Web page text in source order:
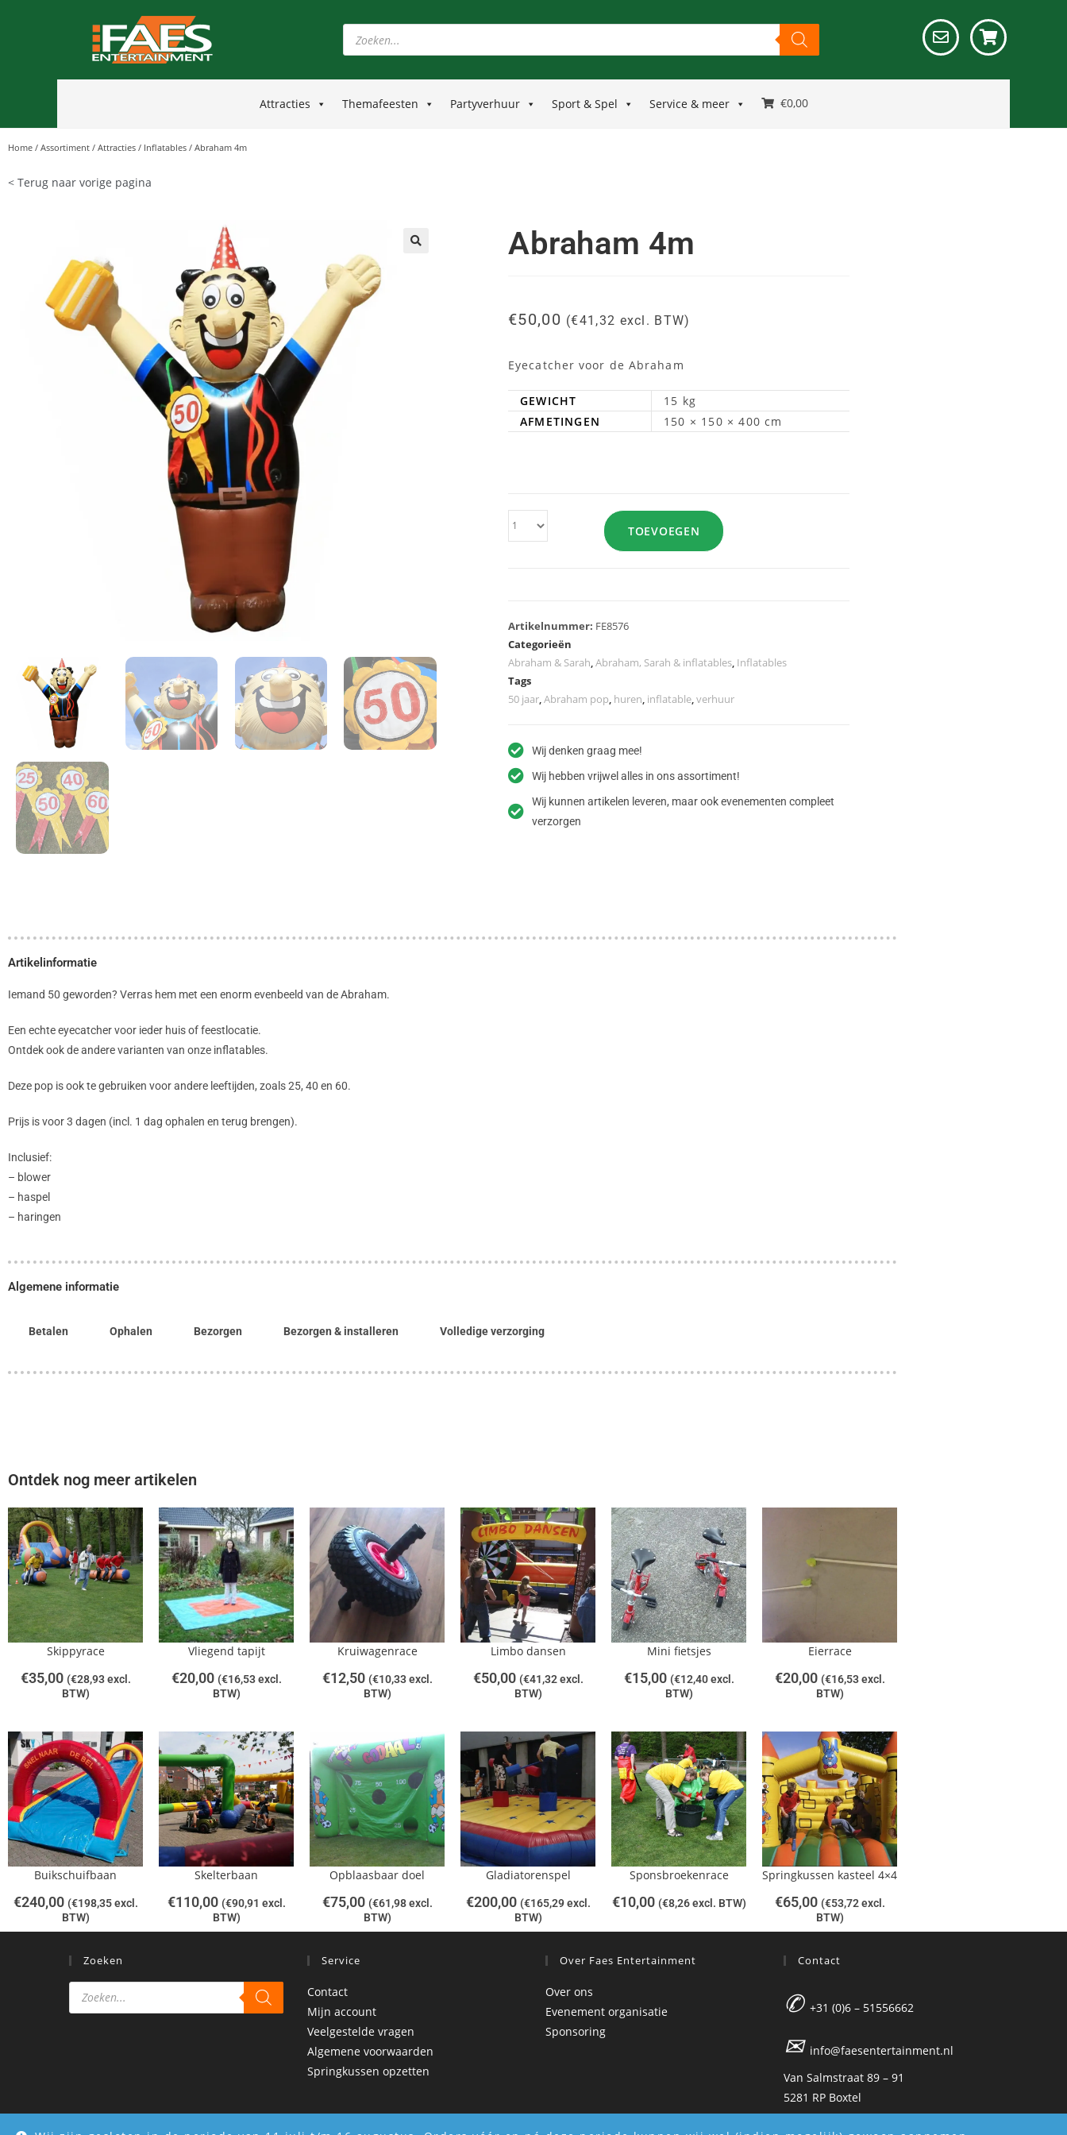
Attracties Themafeesten Partyverhuur Sport & Spel Service & meer €0,00
Home / Assortiment / Attracties / Inflatables / Abraham 4m
< Terug naar vorige pagina
Abraham 4m
€50,00 (€41,32 excl. BTW)
Eyecatcher voor de Abraham
GEWICHT
15 kg
AFMETINGEN
150 × 150 × 400 cm
TOEVOEGEN
Artikelnummer: FE8576
Categorieën
Abraham & Sarah,Abraham, Sarah & inflatables, Inflatables
Tags
50 jaar,Abraham pop, huren, inflatable,verhuur
Wij denken graag mee!
Wij hebben vrijwel alles in ons assortiment!
Wij kunnen artikelen leveren, maar ook evenementen compleet
verzorgen
Artikelinformatie
Iemand 50 geworden? Verras hem met een enorm evenbeeld van de Abraham.
Een echte eyecatcher voor ieder huis of feestlocatie.
Ontdek ook de andere varianten van onze inflatables.
Deze pop is ook te gebruiken voor andere leeftijden, zoals 25, 40 en 60.
Prijs is voor 3 dagen (incl. 1 dag ophalen en terug brengen).
Inclusief:
– blower
– haspel
– haringen
Algemene informatie
Betalen Ophalen Bezorgen Bezorgen & installeren Volledige verzorging
Ontdek nog meer artikelen
Skippyrace
€35,00 (€28,93excl.
BTW)
Vliegend tapijt
€20,00 (€16,53excl.
BTW)
Kruiwagenrace
€12,50 (€10,33excl.
BTW)
Limbo dansen
€50,00 (€41,32excl.
BTW)
Mini fietsjes
€15,00 (€12,40excl.
BTW)
Eierrace
€20,00 (€16,53excl.
BTW)
Buikschuifbaan
€240,00 (€198,35excl.
BTW)
Skelterbaan
€110,00 (€90,91 excl.
BTW)
Opblaasbaar doel
€75,00 (€61,98excl.
BTW)
Gladiatorenspel
€200,00 (€165,29excl.
BTW)
Sponsbroekenrace
€10,00 (€8,26excl. BTW)
Springkussen kasteel 4×4
€65,00 (€53,72excl.
BTW)
Zoeken Service
Contact
Mijn account
Veelgestelde vragen
Algemene voorwaarden
Springkussen opzetten
Over Faes Entertainment
Over ons
Evenement organisatie
Sponsoring
Contact
✆ +31 (0)6 – 51556662
✉ info@faesentertainment.nl
Van Salmstraat 89 – 91
5281 RP Boxtel